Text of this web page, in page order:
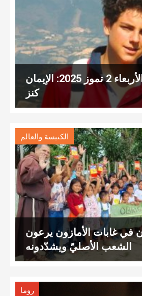
عناوين نشرة الأربعاء 2 تموز 2025: الإيمان
كنز
الكنيسة والعالم
في غابات الأمازون يرعون
الشعب الأصليّ ويشدّدونه
روما